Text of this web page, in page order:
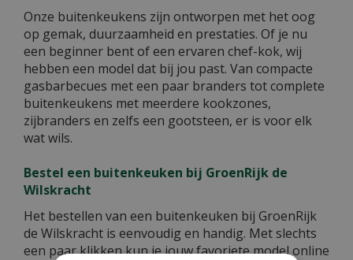
Onze buitenkeukens zijn ontworpen met het oog
op gemak, duurzaamheid en prestaties. Of je nu
een beginner bent of een ervaren chef-kok, wij
hebben een model dat bij jou past. Van compacte
gasbarbecues met een paar branders tot complete
buitenkeukens met meerdere kookzones,
zijbranders en zelfs een gootsteen, er is voor elk
wat wils.
Bestel een buitenkeuken bij GroenRijk de
Wilskracht
Het bestellen van een buitenkeuken bij GroenRijk
de Wilskracht is eenvoudig en handig. Met slechts
een paar klikken kun je jouw favoriete model online